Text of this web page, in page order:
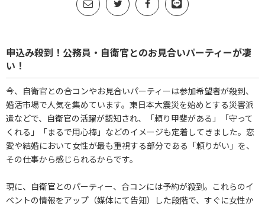
申込み殺到！公務員・自衛官とのお見合いパーティーが凄
い！
今、自衛官との合コンやお見合いパーティーは参加希望者が殺到、
婚活市場で人気を集めています。東日本大震災を始めとする災害派
遣などで、自衛官の活躍が認知され、「頼り甲斐がある」「守って
くれる」「まるで用心棒」などのイメージも定着してきました。恋
愛や結婚において女性が最も重視する部分である「頼りがい」を、
その仕事から感じられるからです。
現に、自衛官とのパーティー、合コンには予約が殺到。これらのイ
ベントの情報をアップ（媒体にて告知）した段階で、すぐに女性か